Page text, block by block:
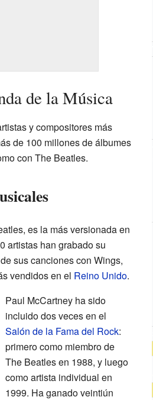
de la Música
y compositores más
de 100 millones de álbumes
con The Beatles.
es la más versionada en
artistas han grabado su
sus canciones con Wings,
vendidos en el Reino Unido.
Paul McCartney ha sido
incluido dos veces en el
Salón de la Fama del Rock:
primero como miembro de
The Beatles en 1988, y luego
como artista individual en
1999. Ha ganado veintiún